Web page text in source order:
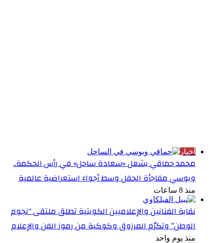
أخبار
محمد حماقي يشعل «سعادة ساحل» في رأس الحكمة..
وبوسي مفاجأة الحفل وسط أجواء استعراضية عالمية
منذ 8 ساعات
نقابة الفنانين والإعلاميين الكويتية تطلق ملتقى “نجوم
الوطن” وتكرّم المرزوق وكوكبة من رموز الفن والإعلام
منذ يوم واحد